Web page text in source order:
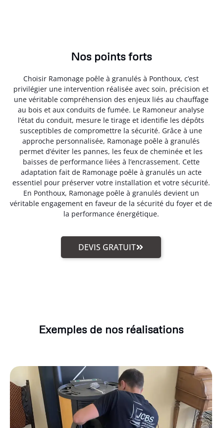
Nos points forts
Choisir Ramonage poêle à granulés à Ponthoux, c’est
privilégier une intervention réalisée avec soin, précision et
une véritable compréhension des enjeux liés au chauffage
au bois et aux conduits de fumée. Le Ramoneur analyse
l’état du conduit, mesure le tirage et identifie les dépôts
susceptibles de compromettre la sécurité. Grâce à une
approche personnalisée, Ramonage poêle à granulés
permet d’éviter les pannes, les feux de cheminée et les
baisses de performance liées à l’encrassement. Cette
adaptation fait de Ramonage poêle à granulés un acte
essentiel pour préserver votre installation et votre sécurité.
En Ponthoux, Ramonage poêle à granulés devient un
véritable engagement en faveur de la sécurité du foyer et de
la performance énergétique.
DEVIS GRATUIT
Exemples de nos réalisations